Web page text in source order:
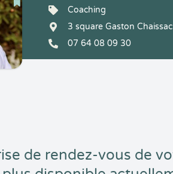
Coaching
3 square Gaston
07 64 08 09 30
de rendez-vous de